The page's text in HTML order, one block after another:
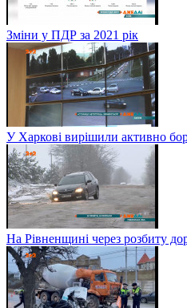
Зміни у ПДР за 2021 рік
У Харкові вирішили активно
На Рівненщині через розбиту